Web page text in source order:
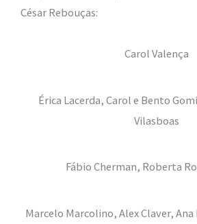
César Rebouças:
Carol Valença
Érica Lacerda, Carol e Bento
Vilasboas
Fábio Cherman, Roberta
Marcelo Marcolino, Alex Claver,